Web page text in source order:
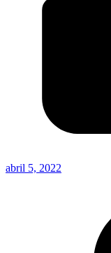
abril 5, 2022